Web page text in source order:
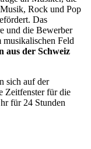
Rock und Pop
Das
und die Bewerber
musikalischen Feld
aus der Schweiz
sich auf der
Zeitfenster für die
für 24 Stunden